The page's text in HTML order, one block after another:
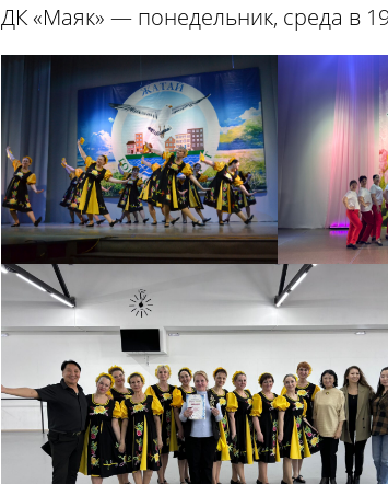
ДК «Маяк» — понедельник, среда в